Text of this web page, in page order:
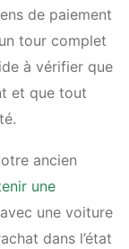
de paiement
tour complet
à vérifier que
et que tout
ancien
une
une voiture
dans l’état